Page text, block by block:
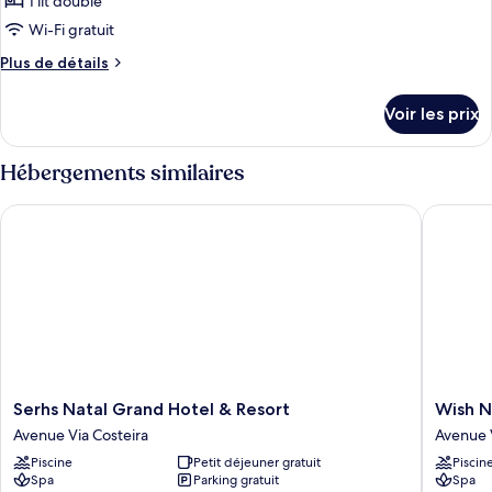
Incluisve
ce
type
de
Grand
Suíte
Taj
Mahal
Wi-Fi gratuit
Plus de détails
Plus
le
type
de
Grand
Voir les prix
Hébergements similaires
Serhs
Natal
Grand
Hotel
&
Serhs Natal Grand Hotel & Resort
Avenue Via Costeira
Piscine
Petit déjeuner gratuit
Spa
Parking gratuit
Serhs Natal Grand Hotel & Resort
Wish
Natal
Avenue
Via
Costeira
Wish
Avenue
Spa
Wish